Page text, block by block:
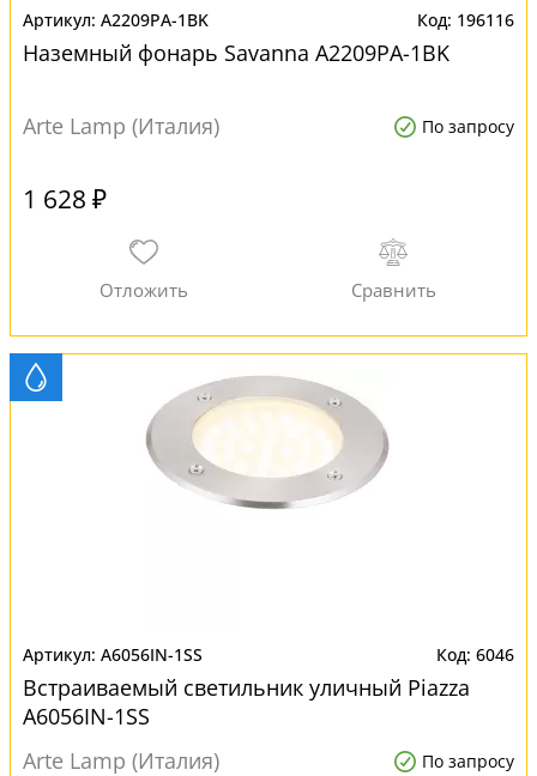
A2209PA-1BK 196116
Наземный фонарь Savanna A2209PA-1BK
Arte Lamp (Италия) По запросу
1 628 ₽
A6056IN-1SS 6046
Встраиваемый светильник уличный Piazza
A6056IN-1SS
Arte Lamp (Италия)
По запросу